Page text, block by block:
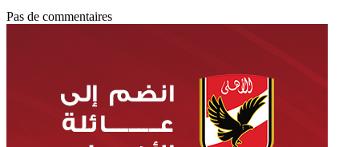
Pas de commentaires